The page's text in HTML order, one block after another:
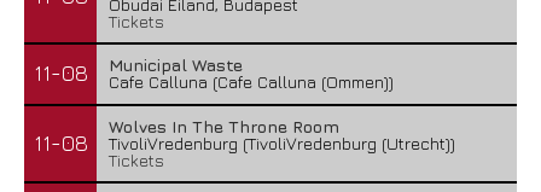
Óbudai Eiland, Budapest
Tickets
11-08
Municipal Waste
Cafe Calluna (Cafe Calluna (Ommen))
11-08
Wolves In The Throne Room
TivoliVredenburg (TivoliVredenburg (Utrecht))
Tickets